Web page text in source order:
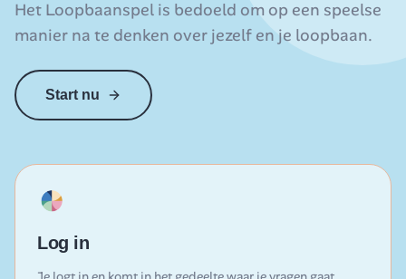
Het Loopbaanspel is bedoeld om op een speelse
manier na te denken over jezelf en je loopbaan.
Start nu
Log in